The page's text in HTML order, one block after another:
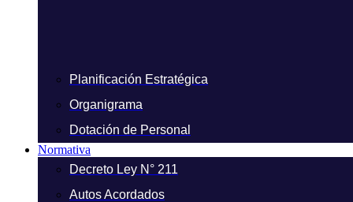
Planificación Estratégica
Organigrama
Dotación de Personal
Normativa
Decreto Ley N° 211
Autos Acordados